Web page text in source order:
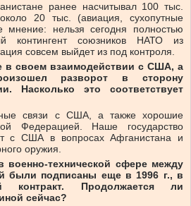
ранее насчитывал 100 тыс.
20 тыс. (авиация, сухопутные
нельзя сегодня полностью
контингент союзников НАТО из
совсем выйдет из под контроля.
в своем взаимодействии с США, а
разворот в сторону
Насколько это соответствует
связи с США, а также хорошие
Федерацией. Наше государство
с США в вопросах Афганистана и
оружия.
военно-технической сфере между
были подписаны еще в 1996 г., в
контракт. Продолжается ли
сейчас?